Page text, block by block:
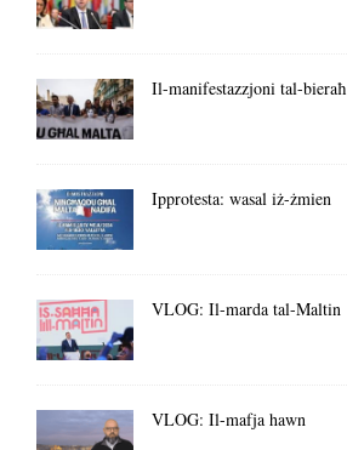
Il-manifestazzjoni tal-bieraħ
Ipprotesta: wasal iż-żmien
VLOG: Il-marda tal-Maltin
VLOG: Il-mafja hawn